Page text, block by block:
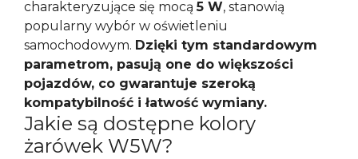
charakteryzujące się mocą5 W, stanowią
popularny wybór w oświetleniu
samochodowym. Dzięki tym standardowym
parametrom, pasują one do większości
pojazdów, co gwarantuje szeroką
kompatybilność i łatwość wymiany.
Jakie są dostępne kolory
żarówek W5W?